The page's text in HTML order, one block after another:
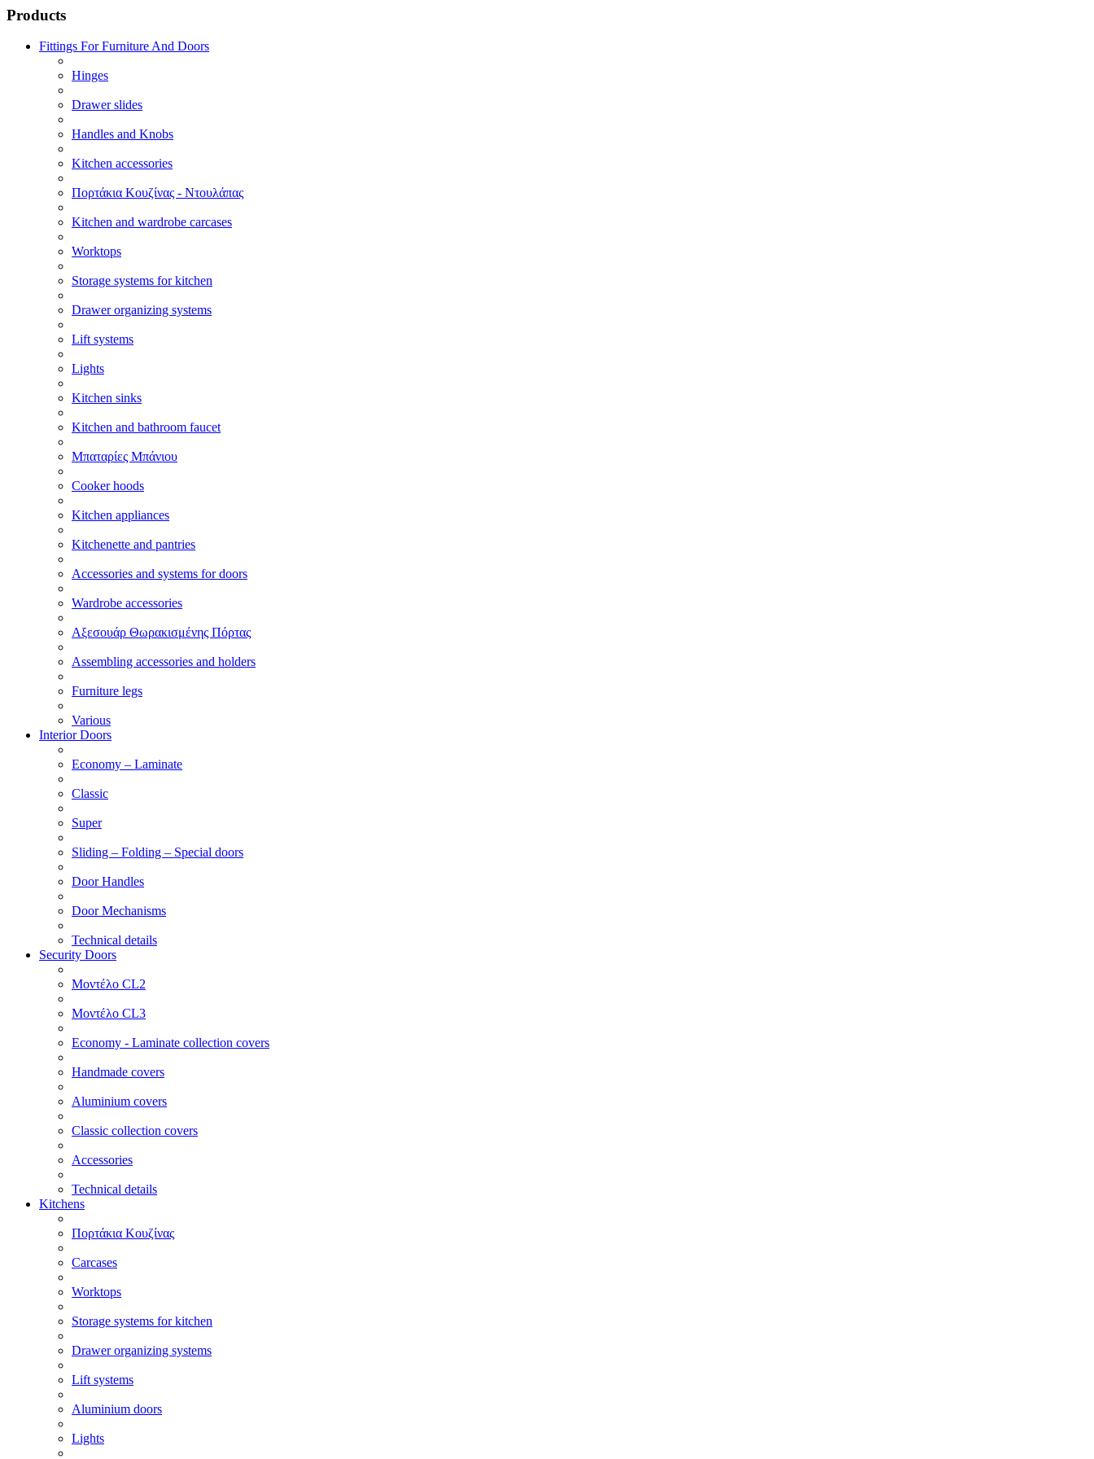
Products
Fittings For Furniture And Doors
Hinges
Drawer slides
Handles and Knobs
Kitchen accessories
Πορτάκια Κουζίνας - Ντουλάπας
Kitchen and wardrobe carcases
Worktops
Storage systems for kitchen
Drawer organizing systems
Lift systems
Lights
Kitchen sinks
Kitchen and bathroom faucet
Μπαταρίες Μπάνιου
Cooker hoods
Kitchen appliances
Kitchenette and pantries
Accessories and systems for doors
Wardrobe accessories
Αξεσουάρ Θωρακισμένης Πόρτας
Assembling accessories and holders
Furniture legs
Various
Interior Doors
Economy – Laminate
Classic
Super
Sliding – Folding – Special doors
Door Handles
Door Mechanisms
Technical details
Security Doors
Μοντέλο CL2
Μοντέλο CL3
Economy - Laminate collection covers
Handmade covers
Aluminium covers
Classic collection covers
Accessories
Technical details
Kitchens
Πορτάκια Κουζίνας
Carcases
Worktops
Storage systems for kitchen
Drawer organizing systems
Lift systems
Aluminium doors
Lights